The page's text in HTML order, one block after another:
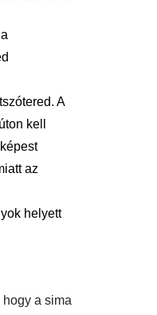
A
kell
az
helyett
a sima